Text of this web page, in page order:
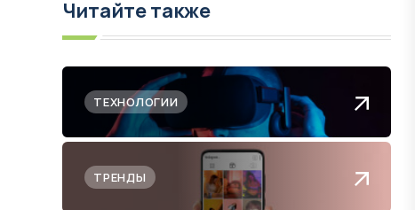
Читайте также
ТЕХНОЛОГИИ
ТРЕНДЫ